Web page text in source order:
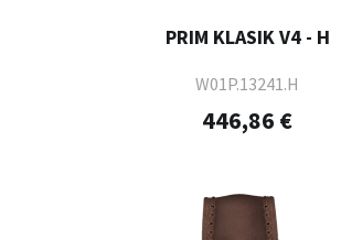
PRIM KLASIK V4 - H
W01P.13241.H
446,86 €